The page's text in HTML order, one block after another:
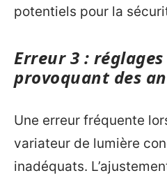
potentiels pour la
Erreur 3 :
provoquant des
Une erreur fréquente
variateur de lumière
inadéquats.